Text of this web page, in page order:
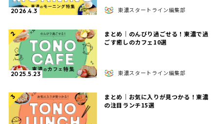
2026.4.3 東濃スタートライン編集部
2
2025.5.23
まとめ｜のんびり過ごせる！東濃で過
ごす癒しのカフェ10選
東濃スタートライン編集部
3
まとめ｜お気に入りが見つかる！東濃
の注目ランチ15選